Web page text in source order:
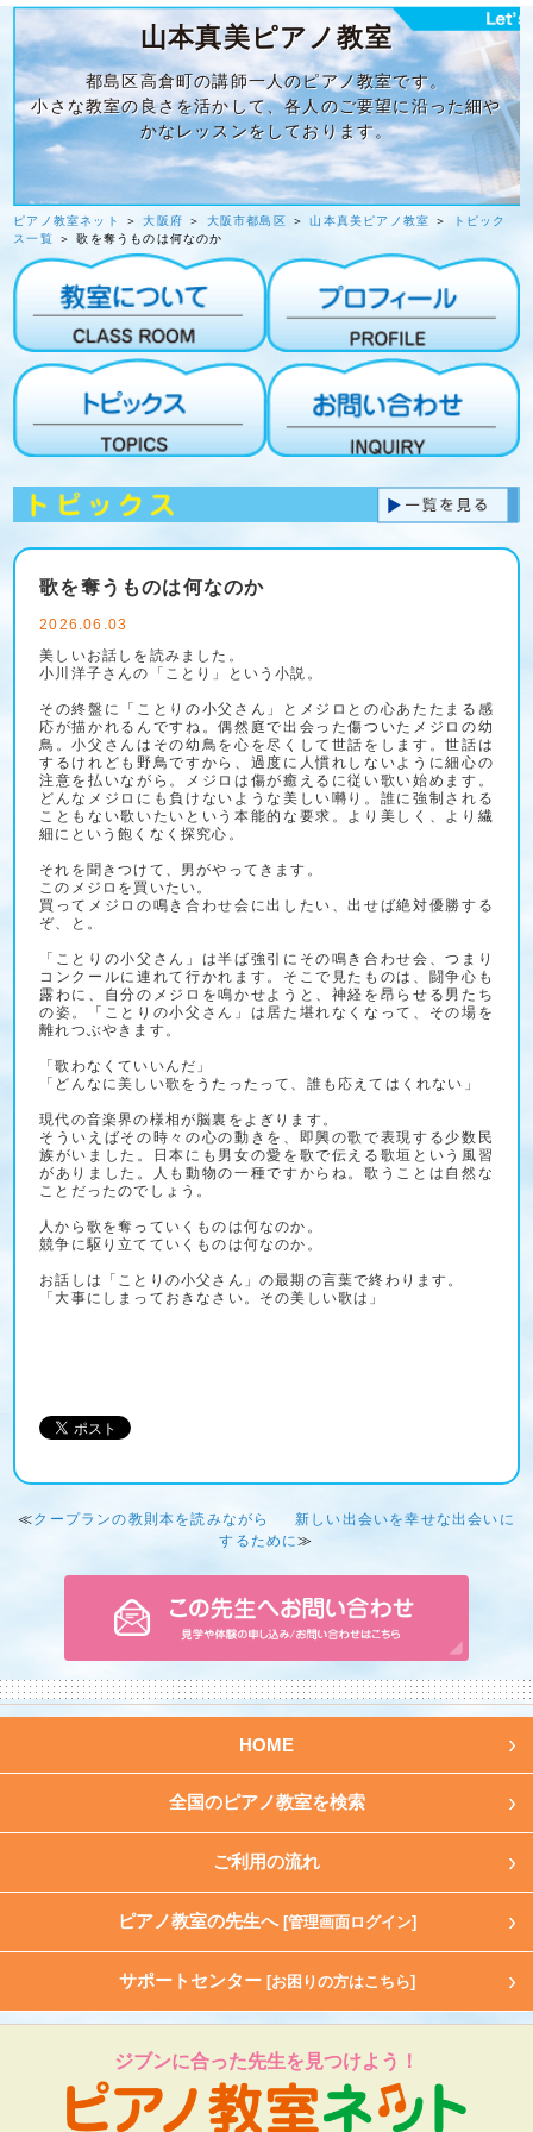
山本真美ピアノ教室
都島区高倉町の講師一人のピアノ教室です。
小さな教室の良さを活かして、各人のご要望に沿った細や
かなレッスンをしております。
ピアノ教室ネット ＞大阪府 ＞ 大阪市都島区 ＞山本真美ピアノ教室 ＞
トピック
ス一覧 ＞ 歌を奪うものは何なのか
歌を奪うものは何なのか
2026.06.03
美しいお話しを読みました。
小川洋子さんの「ことり」という小説。
その終盤に「ことりの小父さん」とメジロとの心あたたまる感
応が描かれるんですね。偶然庭で出会った傷ついたメジロの幼
鳥。小父さんはその幼鳥を心を尽くして世話をします。世話は
するけれども野鳥ですから、過度に人慣れしないように細心の
注意を払いながら。メジロは傷が癒えるに従い歌い始めます。
どんなメジロにも負けないような美しい囀り。誰に強制される
こともない歌いたいという本能的な要求。より美しく、より繊
細にという飽くなく探究心。
それを聞きつけて、男がやってきます。
このメジロを買いたい。
買ってメジロの鳴き合わせ会に出したい、出せば絶対優勝する
ぞ、と。
「ことりの小父さん」は半ば強引にその鳴き合わせ会、つまり
コンクールに連れて行かれます。そこで見たものは、闘争心も
露わに、自分のメジロを鳴かせようと、神経を昂らせる男たち
の姿。「ことりの小父さん」は居た堪れなくなって、その場を
離れつぶやきます。
「歌わなくていいんだ」
「どんなに美しい歌をうたったって、誰も応えてはくれない」
現代の音楽界の様相が脳裏をよぎります。
そういえばその時々の心の動きを、即興の歌で表現する少数民
族がいました。日本にも男女の愛を歌で伝える歌垣という風習
がありました。人も動物の一種ですからね。歌うことは自然な
ことだったのでしょう。
人から歌を奪っていくものは何なのか。
競争に駆り立てていくものは何なのか。
お話しは「ことりの小父さん」の最期の言葉で終わります。
「大事にしまっておきなさい。その美しい歌は」
≪クープランの教則本を読みながら
新しい出会いを幸せな出会いに
するために≫
HOME
全国のピアノ教室を検索
ご利用の流れ
ピアノ教室の先生へ [管理画面ログイン]
サポートセンター [お困りの方はこちら]
ジブンに合った先生を見つけよう！